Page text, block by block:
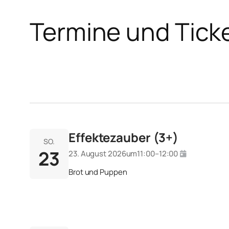
Termine und
SO.
23
Effektezauber (3+)
23. August 2026um11:00–12:00
Brot und Puppen